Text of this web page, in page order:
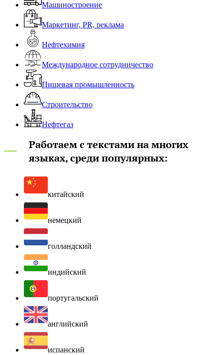
Машиностроение
Маркетинг, PR, реклама
Нефтехимия
Международное сотрудничество
Пищевая промышленность
Строительство
Нефтегаз
Работаем с текстами на многих
языках, среди популярных:
китайский
немецкий
голландский
индийский
португальский
английский
испанский